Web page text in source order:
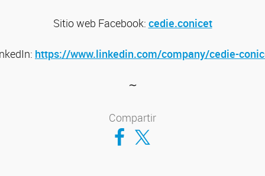
Sitio web Facebook: cedie.conicet
https://www.linkedin.com/company/cedie-
∼
Compartir
Compartir en Facebook
Compartir en Twitter